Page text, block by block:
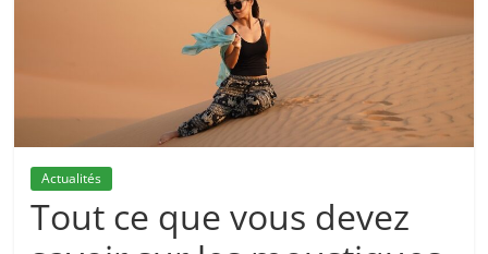
Actualités
Tout ce que vous devez